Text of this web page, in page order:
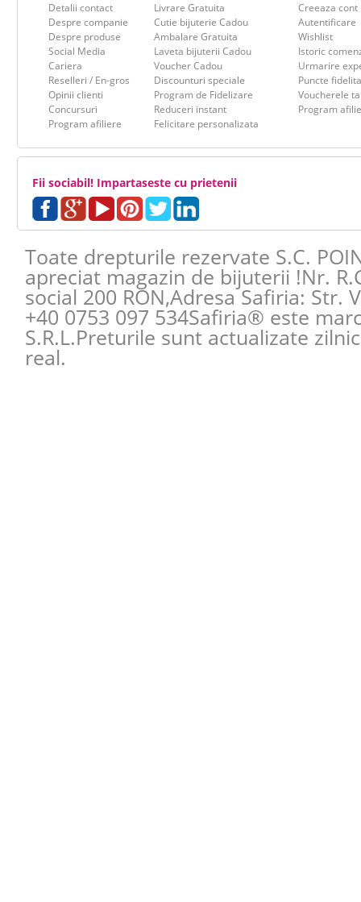
Detalii contact
Despre companie
Despre produse
Social Media
Cariera
Reselleri / En-gros
Opinii clienti
Concursuri
Program afiliere
Livrare Gratuita
Cutie bijuterie Cadou
Ambalare Gratuita
Laveta bijuterii Cadou
Voucher Cadou
Discounturi speciale
Program de Fidelizare
Reduceri instant
Felicitare personalizata
Creeaza cont
Autentificare
Wishlist
Istoric
Urmarire
Puncte
Voucherele
Program
Fii sociabil! Impartaseste cu prietenii
Toate drepturile rezervate S.C.
apreciat magazin de bijuterii !Nr.
social 200 RON,Adresa Safiria: Str.
+40 0753 097 534Safiria® este
S.R.L.Preturile sunt actualizate
real.